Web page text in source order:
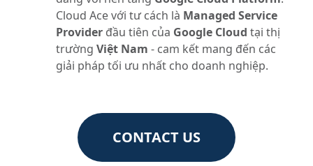
Cloud Ace với tư cách là Managed Service
Provider đầu tiên của Google Cloud tại thị
trườngViệt Nam - cam kết mang đến các
giải pháp tối ưu nhất cho doanh nghiệp.
CONTACT US